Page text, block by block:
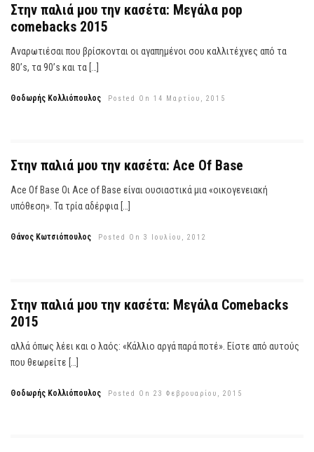
Στην παλιά μου την κασέτα: Μεγάλα pop
comebacks 2015
Αναρωτιέσαι που βρίσκονται οι αγαπημένοι σου καλλιτέχνες από τα
80’s, τα 90’s και τα […]
Θοδωρής Κολλιόπουλος Posted On 14 Μαρτίου, 2015
Στην παλιά μου την κασέτα: Ace Of Base
Ace Of Base Οι Ace of Base είναι ουσιαστικά μια «οικογενειακή
υπόθεση». Τα τρία αδέρφια […]
Θάνος Κωτσιόπουλος Posted On 3 Ιουλίου, 2012
Στην παλιά μου την κασέτα: Μεγάλα Comebacks
2015
αλλά όπως λέει και ο λαός: «Κάλλιο αργά παρά ποτέ». Είστε από αυτούς
που θεωρείτε […]
Θοδωρής Κολλιόπουλος Posted On 23 Φεβρουαρίου, 2015